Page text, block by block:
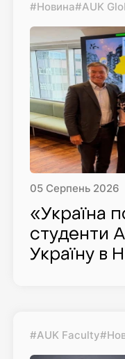
#Новина#AUK
05 Серпень 2026
«Україна
студенти
Україну в
#AUK Faculty